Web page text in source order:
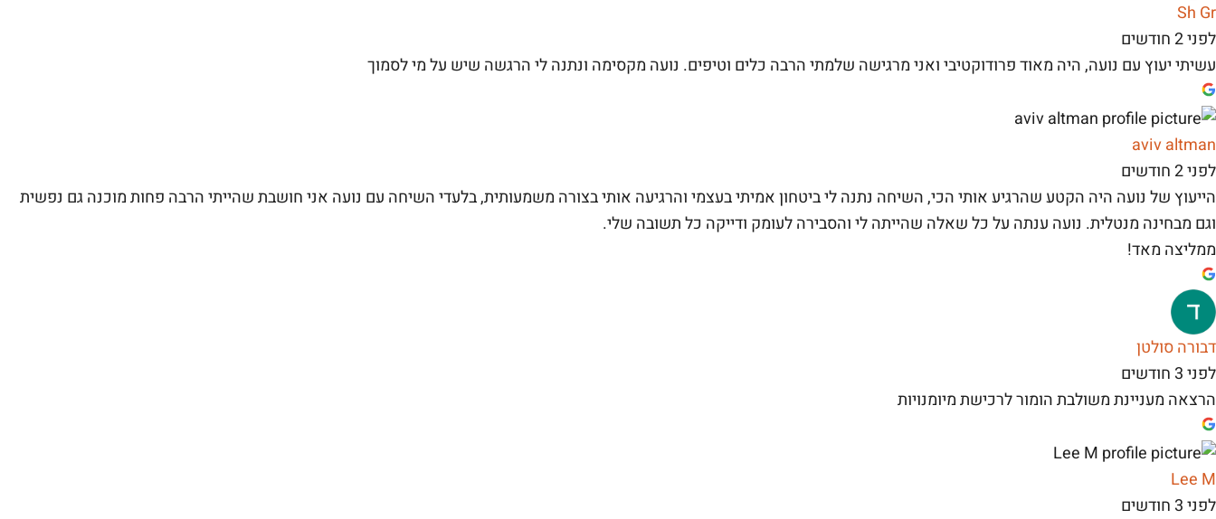
Sh Gr
לפני 2 חודשים
עשיתי יעוץ עם נועה, היה מאוד פרודוקטיבי ואני מרגישה שלמתי הרבה כלים וטיפים. נועה מקסימה ונתנה לי הרגשה שיש על מי לסמוך
aviv altman
לפני 2 חודשים
הייעוץ של נועה היה הקטע שהרגיע אותי הכי, השיחה נתנה לי ביטחון אמיתי בעצמי והרגיעה אותי בצורה משמעותית, בלעדי השיחה עם נועה אני חושבת שהייתי הרבה פחות מוכנה גם נפשית
וגם מבחינה מנטלית. נועה ענתה על כל שאלה שהייתה לי והסבירה לעומק ודייקה כל תשובה שלי.
ממליצה מאד!
דבורה סולטן
לפני 3 חודשים
הרצאה מעניינת משולבת הומור לרכישת מיומנויות
Lee M
לפני 3 חודשים